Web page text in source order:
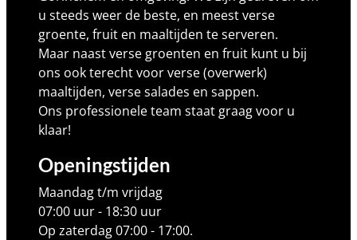
u steeds weer de beste, en meest verse
groente, fruit en maaltijden te serveren.
Maar naast verse groenten en fruit kunt u bij
ons ook terecht voor verse (overwerk)
maaltijden, verse salades en sappen.
Ons professionele team staat graag voor u
klaar!
Openingstijden
Maandag t/m vrijdag
07:00 uur - 18:30 uur
Op zaterdag 07:00 - 17:00.